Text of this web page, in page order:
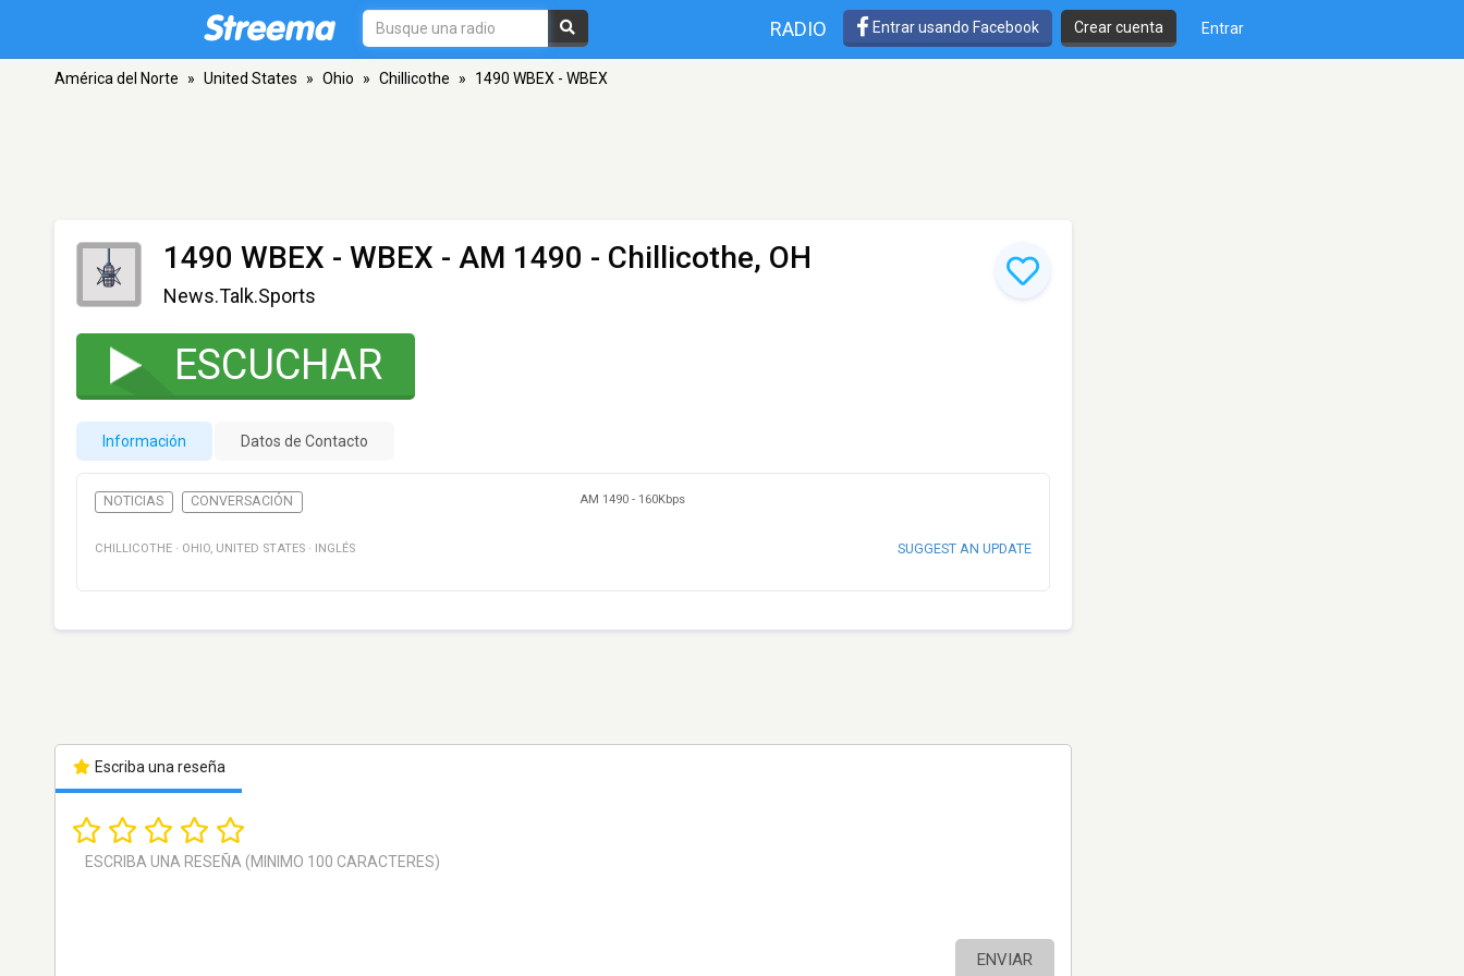
RADIO Entrar usando Facebook Crear cuenta Entrar
América del Norte » United States » Ohio » Chillicothe » 1490 WBEX - WBEX
1490 WBEX - WBEX - AM 1490 - Chillicothe, OH
News.Talk.Sports
ESCUCHAR
Información Datos de Contacto
NOTICIAS CONVERSACIÓN AM 1490 - 160Kbps
CHILLICOTHE · OHIO, UNITED STATES · INGLÉS SUGGEST AN UPDATE
Escriba una reseña
ENVIAR